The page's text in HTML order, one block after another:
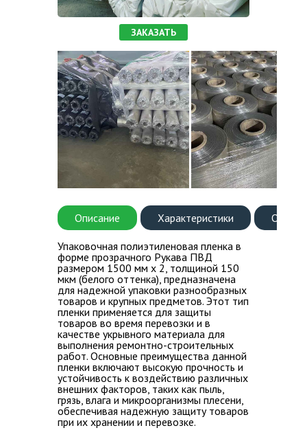
ВОПРОС-ОТВЕТ
КОНТАКТЫ
ЗАКАЗАТЬ
Описание Характеристики Оплата
Упаковочная полиэтиленовая пленка в
форме прозрачного Рукава ПВД
размером 1500 мм х 2, толщиной 150
мкм (белого оттенка), предназначена
для надежной упаковки разнообразных
товаров и крупных предметов. Этот тип
пленки применяется для защиты
товаров во время перевозки и в
качестве укрывного материала для
выполнения ремонтно-строительных
работ. Основные преимущества данной
пленки включают высокую прочность и
устойчивость к воздействию различных
внешних факторов, таких как пыль,
грязь, влага и микроорганизмы плесени,
обеспечивая надежную защиту товаров
при их хранении и перевозке.